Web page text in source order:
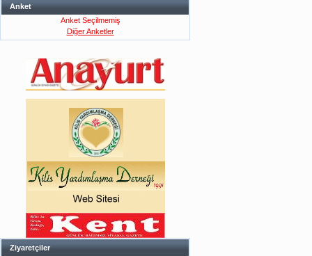
Anket
Anket Seçilmemiş
Diğer Anketler
Ziyaretçiler